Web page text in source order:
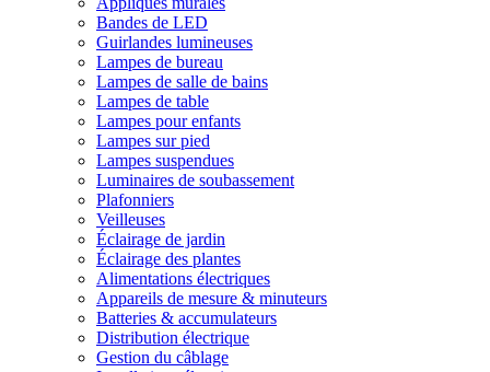
Bandes de LED
Guirlandes lumineuses
Lampes de bureau
Lampes de salle de bains
Lampes de table
Lampes pour enfants
Lampes sur pied
Lampes suspendues
Luminaires de soubassement
Plafonniers
Veilleuses
Éclairage de jardin
Éclairage des plantes
Alimentations électriques
Appareils de mesure & minuteurs
Batteries & accumulateurs
Distribution électrique
Gestion du câblage